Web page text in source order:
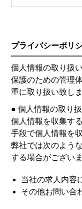
プライバシーポリ
個人情報の取り扱
保護のための管理
重に取り扱い致しま
● 個人情報の取り
個人情報を収集す
手段で個人情報を
弊社では次のよう
する場合がございま
当社の求人内容
その他お問い合